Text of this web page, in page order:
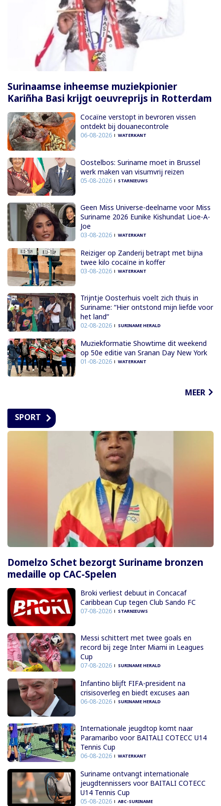
Surinaamse inheemse muziekpionier
Kariñha Basi krijgt oeuvreprijs in Rotterdam
Cocaïne verstopt in bevroren vissen
ontdekt bij douanecontrole
06-08-2026 WATERKANT
Oostelbos: Suriname moet in Brussel
werk maken van visumvrij reizen
05-08-2026 STARNIEUWS
Geen Miss Universe-deelname voor Miss
Suriname 2026 Eunike Kishundat Lioe-A-
Joe
03-08-2026 WATERKANT
Reiziger op Zanderij betrapt met bijna
twee kilo cocaïne in koffer
03-08-2026 WATERKANT
Trijntje Oosterhuis voelt zich thuis in
Suriname: “Hier ontstond mijn liefde voor
het land”
02-08-2026 SURINAME HERALD
Muziekformatie Showtime dit weekend
op 50e editie van Sranan Day New York
01-08-2026 WATERKANT
MEER
SPORT
Domelzo Schet bezorgt Suriname bronzen
medaille op CAC-Spelen
Broki verliest debuut in Concacaf
Caribbean Cup tegen Club Sando FC
07-08-2026 STARNIEUWS
Messi schittert met twee goals en
record bij zege Inter Miami in Leagues
Cup
07-08-2026 SURINAME HERALD
Infantino blijft FIFA-president na
crisisoverleg en biedt excuses aan
06-08-2026 SURINAME HERALD
Internationale jeugdtop komt naar
Paramaribo voor BAITALI COTECC U14
Tennis Cup
06-08-2026 WATERKANT
Suriname ontvangt internationale
jeugdtennissers voor BAITALI COTECC
U14 Tennis Cup
05-08-2026 ABC-SURINAME